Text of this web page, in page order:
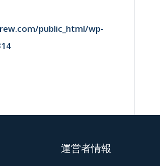
public_html/wp-
運営者情報